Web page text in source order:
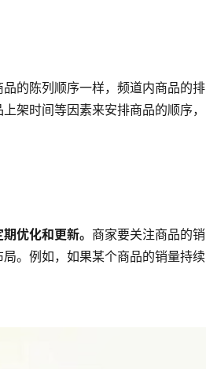
的陈列顺序一样，频道内商品的排
架时间等因素来安排商品的顺序，
优化和更新。 商家要关注商品的销
。例如，如果某个商品的销量持续